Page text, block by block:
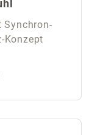
Synchron-
Konzept